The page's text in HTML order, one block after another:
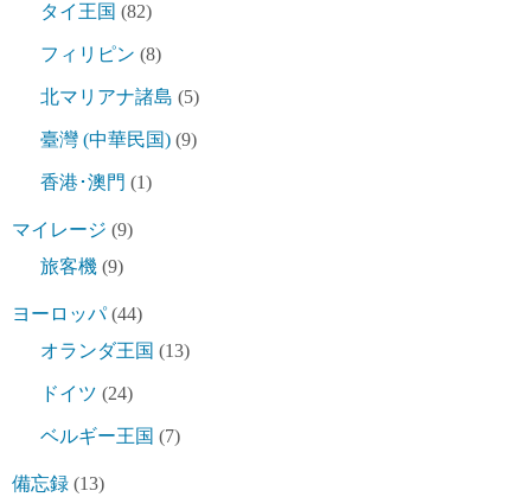
タイ王国 (82)
フィリピン (8)
北マリアナ諸島 (5)
臺灣 (中華民国) (9)
香港･澳門 (1)
マイレージ (9)
旅客機 (9)
ヨーロッパ(44)
オランダ王国 (13)
ドイツ (24)
ベルギー王国 (7)
備忘録 (13)